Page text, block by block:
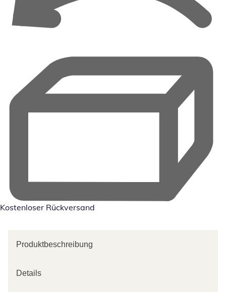
Kostenloser Rückversand
Produktbeschreibung
Details